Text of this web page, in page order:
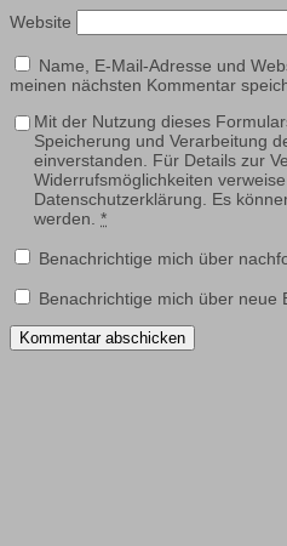
Website
Name, E-Mail-Adresse und
meinen nächsten Kommentar
Mit der Nutzung dieses
Speicherung und Verarbeitung
einverstanden. Für Details zur
Widerrufsmöglichkeiten
Datenschutzerklärung. Es
werden. *
Benachrichtige mich über
Benachrichtige mich über neue